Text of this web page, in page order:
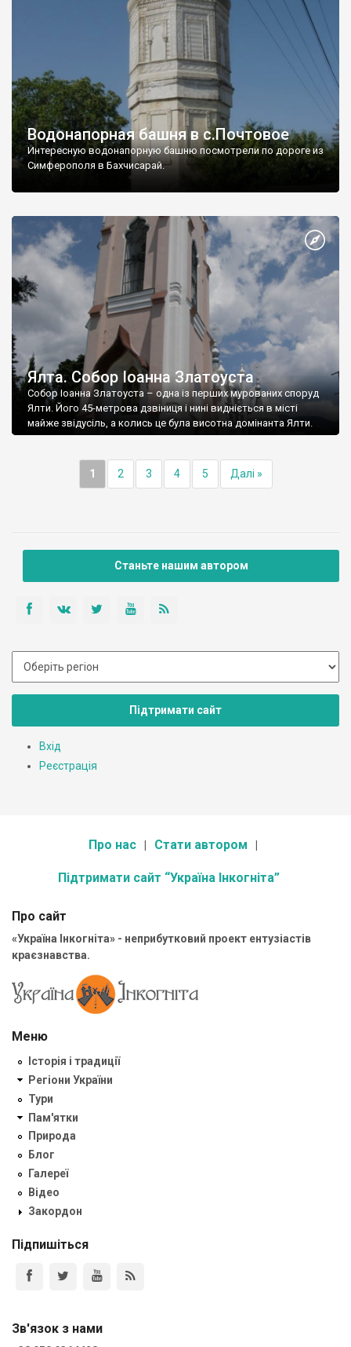
Водонапорная башня в с.Почтовое
Интересную водонапорную башню посмотрели по дороге из
Симферополя в Бахчисарай.
Ялта. Собор Іоанна Златоуста
Собор Іоанна Златоуста – одна із перших мурованих споруд
Ялти. Його 45-метрова дзвіниця і нині видніється в місті
майже звідусіль, а колись це була висотна домінанта Ялти.
1 2 3 4 5 Далі »
Станьте нашим автором
Підтримати сайт
Вхід
Реєстрація
Про нас Стати автором
Підтримати сайт “Україна Інкогніта”
Про сайт
«Україна Інкогніта» - неприбутковий проект ентузіастів
краєзнавства.
Меню
Історія і традиції
Регіони України
Тури
Пам'ятки
Природа
Блог
Галереї
Відео
Закордон
Підпишіться
Зв'язок з нами